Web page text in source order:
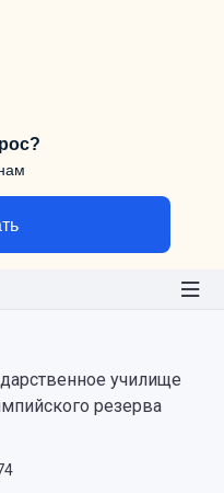
училище
резерва